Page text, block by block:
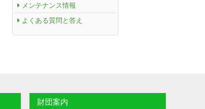
メンテナンス情報
よくある質問と答え
財団案内